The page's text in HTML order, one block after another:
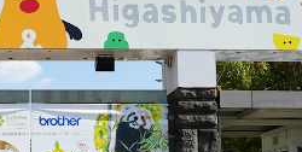
園内MAP イベント
総合案内
動物園 植物園